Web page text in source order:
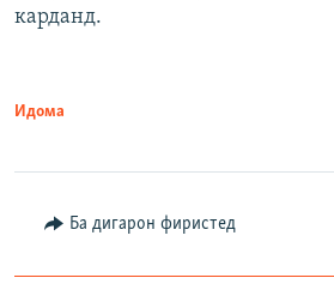
карданд.
Идома
Ба дигарон фиристед